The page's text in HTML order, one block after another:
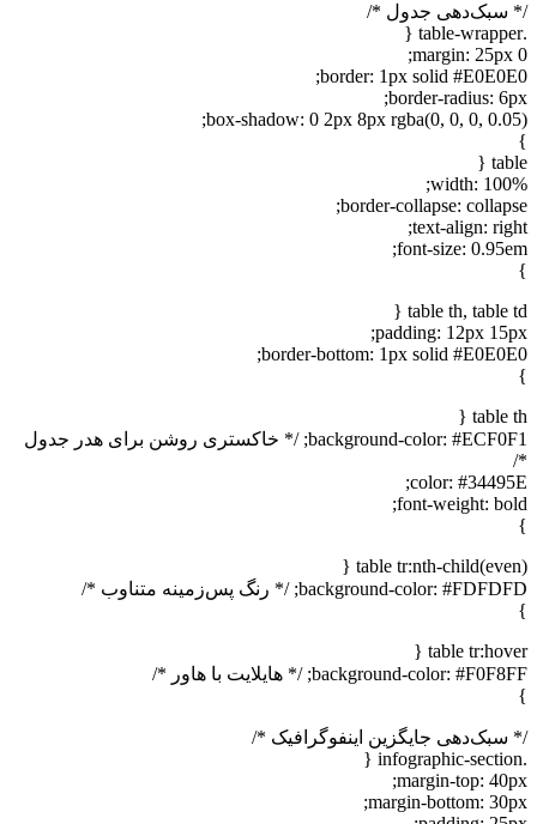
/* سبک‌دهی جدول */
.table-wrapper {
margin: 25px 0;
border: 1px solid #E0E0E0;
border-radius: 6px;
box-shadow: 0 2px 8px rgba(0, 0, 0, 0.05);
}
table {
width: 100%;
border-collapse: collapse;
text-align: right;
font-size: 0.95em;
}
table th, table td {
padding: 12px 15px;
border-bottom: 1px solid #E0E0E0;
}
table th {
background-color: #ECF0F1; /* خاکستری روشن برای هدر جدول
*/
color: #34495E;
font-weight: bold;
}
table tr:nth-child(even) {
background-color: #FDFDFD; /* رنگ پس‌زمینه متناوب */
}
table tr:hover {
background-color: #F0F8FF; /* هایلایت با هاور */
}
/* سبک‌دهی جایگزین اینفوگرافیک */
.infographic-section {
margin-top: 40px;
margin-bottom: 30px;